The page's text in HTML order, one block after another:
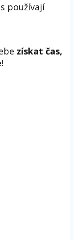
používají
získat čas,
!